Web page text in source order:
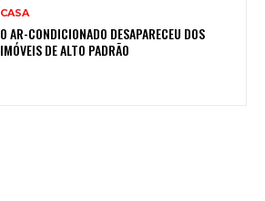
CASA
O AR-CONDICIONADO DESAPARECEU DOS
IMÓVEIS DE ALTO PADRÃO